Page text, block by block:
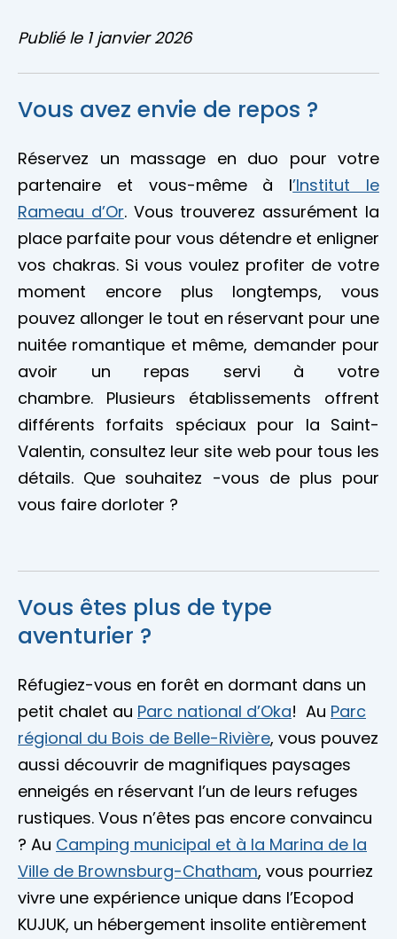
Publié le 1 janvier 2026
Vous avez envie de repos ?
Réservez un massage en duo pour votre
partenaire et vous-même à l’Institut le
Rameau d’Or. Vous trouverez assurément la
place parfaite pour vous détendre et enligner
vos chakras. Si vous voulez profiter de votre
moment encore plus longtemps, vous
pouvez allonger le tout en réservant pour une
nuitée romantique et même, demander pour
avoir un repas servi à votre
chambre. Plusieurs établissements offrent
différents forfaits spéciaux pour la Saint-
Valentin, consultez leur site web pour tous les
détails. Que souhaitez -vous de plus pour
vous faire dorloter ?
Vous êtes plus de type
aventurier ?
Réfugiez-vous en forêt en dormant dans un
petit chalet au Parc national d’Oka! Au Parc
régional du Bois de Belle-Rivière, vous pouvez
aussi découvrir de magnifiques paysages
enneigés en réservant l’un de leurs refuges
rustiques. Vous n’êtes pas encore convaincu
? Au Camping municipal et à la Marina de la
Ville de Brownsburg-Chatham, vous pourriez
vivre une expérience unique dans l’Ecopod
KUJUK, un hébergement insolite entièrement